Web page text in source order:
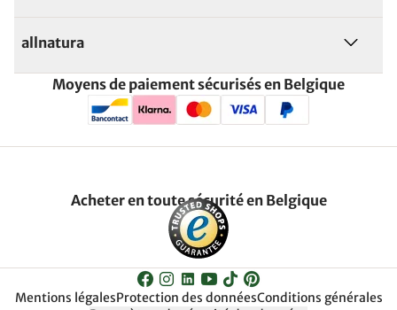
allnatura
Moyens de paiement sécurisés en Belgique
Acheter en toute sécurité en Belgique
Mentions légalesProtection des donnéesConditions générales